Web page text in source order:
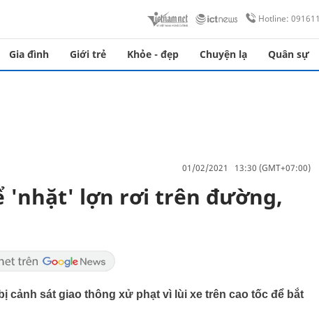
Hotline:
Gia đình Giới trẻ Khỏe - đẹp Chuyện lạ Quân sự
01/02/2021 13:30 (GMT+07:00)
'nhặt' lợn rơi trên đường,
cảnh sát giao thông xử phạt vì lùi xe trên cao tốc để bắt